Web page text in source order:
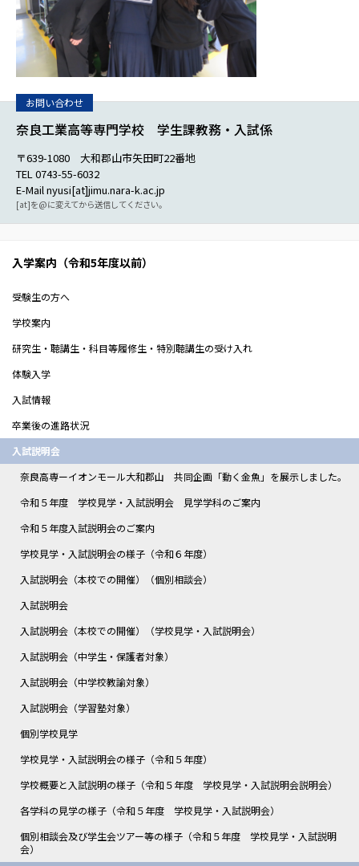
奈良工業高等専門学校 学生課教務・入試係
〒639-1080 大和郡山市矢田町22番地
TEL 0743-55-6032
E-Mail nyusi[at]jimu.nara-k.ac.jp
[at]を@に変えてから送信してください。
入学案内（令和5年度以前）
受験生の方へ
学校案内
研究生・聴講生・科目等履修生・特別聴講生の受け入れ
体験入学
入試情報
卒業後の進路状況
入試説明会
奈良高専ーイオンモール大和郡山 共同企画「動く金魚」を展示しました。
令和５年度 学校見学・入試説明会 見学学科のご案内
令和５年度入試説明会のご案内
学校見学・入試説明会の様子（令和６年度）
入試説明会（本校での開催）（個別相談会）
入試説明会
入試説明会（本校での開催）（学校見学・入試説明会）
入試説明会（中学生・保護者対象）
入試説明会（中学校教諭対象）
入試説明会（学習塾対象）
個別学校見学
学校見学・入試説明会の様子（令和５年度）
学校概要と入試説明の様子（令和５年度 学校見学・入試説明会説明会）
各学科の見学の様子（令和５年度 学校見学・入試説明会）
個別相談会及び学生会ツアー等の様子（令和５年度 学校見学・入試説明
会）